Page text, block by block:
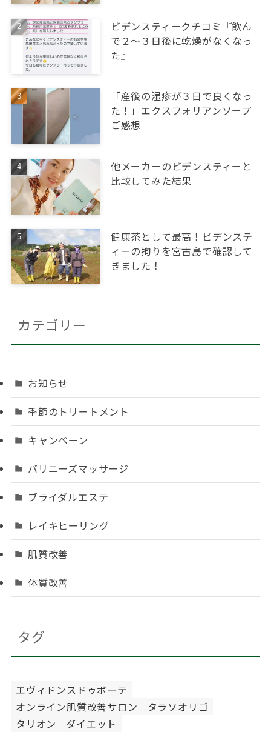
ビデンスティークチコミ『飲ん
で２～３日後に乾燥がなくなっ
た』
「産後の湿疹が３日で良くなっ
た！」エクスフォリアンソープ
ご感想
他メーカーのビデンスティーと
比較してみた結果
健康茶として最高！ビデンステ
ィーの拘りを宮古島で確認して
きました！
カテゴリー
お知らせ
季節のトリートメント
キャンペーン
バリニーズマッサージ
ブライダルエステ
レイキヒーリング
肌質改善
体質改善
タグ
エヴィドンスドゥボーテ
オンライン肌質改善サロン
タラソオリゴ
タリオン
ダイエット